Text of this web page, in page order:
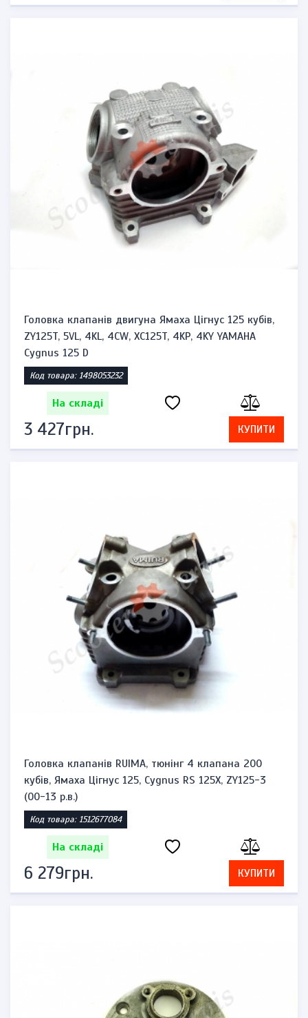
Головка клапанів двигуна Ямаха Цігнус 125 кубів,
ZY125T, 5VL, 4KL, 4CW, XC125T, 4KP, 4KY YAMAHA
Cygnus 125 D
Код товара: 1498053232
На складі
3 427грн. КУПИТИ
Головка клапанів RUIMA, тюнінг 4 клапана 200
кубів, Ямаха Цігнус 125, Cygnus RS 125X, ZY125-3
(00-13 р.в.)
Код товара: 1512677084
На складі
6 279грн. КУПИТИ